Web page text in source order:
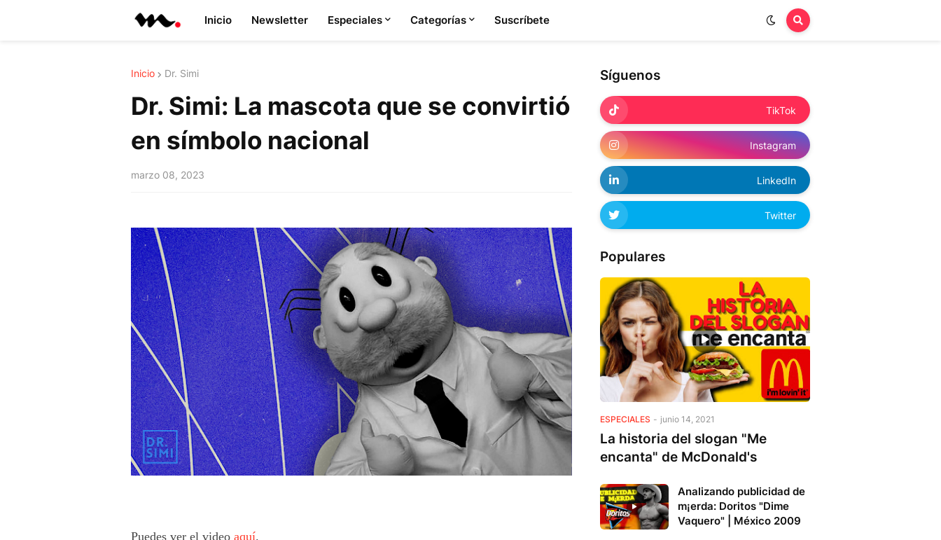
Inicio Newsletter Especiales Categorías Suscríbete
Inicio Dr. Simi
Dr. Simi: La mascota que se convirtió
en símbolo nacional
marzo 08, 2023
Puedes ver el video aquí.
Síguenos
TikTok
Instagram
LinkedIn
Twitter
Populares
ESPECIALES - junio 14, 2021
La historia del slogan "Me
encanta" de McDonald's
Analizando publicidad de
m¡erda: Doritos "Dime
Vaquero" | México 2009